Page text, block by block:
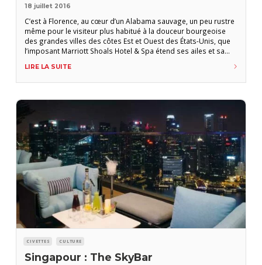
18 juillet 2016
C’est à Florence, au cœur d’un Alabama sauvage, un peu rustre
même pour le visiteur plus habitué à la douceur bourgeoise
des grandes villes des côtes Est et Ouest des États-Unis, que
l’imposant Marriott Shoals Hotel & Spa étend ses ailes et sa
locale qui cache un bar, le Swampers, et
LIRE LA SUITE
CIVETTES CULTURE
Singapour : The SkyBar